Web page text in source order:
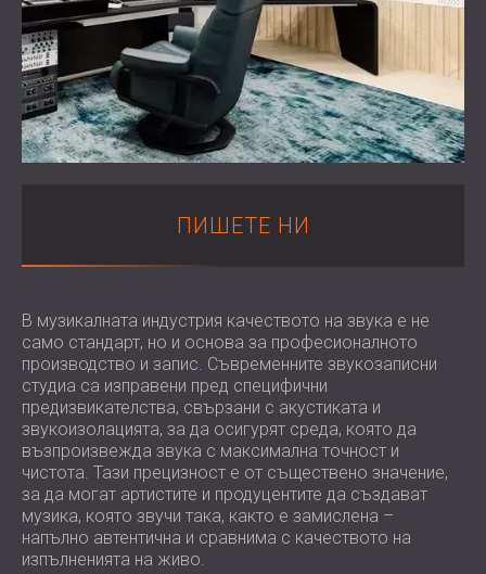
WOOD WOOL АКУСТИЧНИ ПАНЕЛИ
АКУСТИЧНИ АБСОРБЕРИ, БАС ТРАПОВЕ
И ДИФУЗOРИ.
АКУСТИЧНИ ПАНЕЛИ И
ЗВУКОПОГЛЪЩАЩИ ПАНЕЛИ
АУДИОЛОГИЧНИ КАБИНИ
БЛОГ
R & D
НОВИНИ
ВИДЕО
РЕФЕРЕНЦИИ
ЧЛЕНСТВА
СЕКТОРИ
ШУМОИЗОЛАЦИЯ И АКУСТИКА ЗА
ЖИЛИЩА
ШУМОИЗОЛАЦИЯ И АКУСТИКА ЗА
ИНДУСТРИАЛНИ ПОМЕЩЕНИЯ
ШУМОИЗОЛАЦИЯ И АКУСТИКА ЗА
ШУМОИЗОЛИРАНЕ И
ЗВУКОИЗОЛАЦИЯ И АКУСТИКА ЗА
СТУДИА
ЗВУКОИЗОЛАЦИЯ И АКУСТИКА ЗА
ЛАБОРАТОРИИ И ТЕСТОВИ СТАИ
ЗВУКОИЗОЛАЦИЯ И АКУСТИКА ЗА
ЗАВЕДЕНИЯ
ЗВУКОИЗОЛАЦИЯ И АКУСТИКА ЗА
ХОТЕЛИ
ЗВУКОИЗОЛАЦИЯ И АКУСТИКА НА
ЗАЛИ
УСЛУГИ
АКУСТИЧНО ОБСЛЕДВАНЕ
КОНСУЛТИРАНЕ
ИЗМЕРВАНИЯ
АВТОРСКИ НАДЗОР
ПРОЕКТИ
БЪЛГАРИЯ (BG)
GREAT BRITAIN (GB)
DEUTSCHLAND (DE)
ÖSTERREICH (AT)
SRBIJA (RS)
ROMÂNIA (RO)
POLAND (PL)
FINLAND (FI)
РОССИЯ (RU)
ТЪРСЕНЕ
ПИШЕТЕ НИ
В музикалната индустрия качеството на звука е не
само стандарт, но и основа за професионалното
производство и запис. Съвременните звукозаписни
студиа са изправени пред специфични
предизвикателства, свързани с акустиката и
звукоизолацията, за да осигурят среда, която да
възпроизвежда звука с максимална точност и
чистота. Тази прецизност е от съществено значение,
за да могат артистите и продуцентите да създават
музика, която звучи така, както е замислена –
напълно автентична и сравнима с качеството на
изпълненията на живо.